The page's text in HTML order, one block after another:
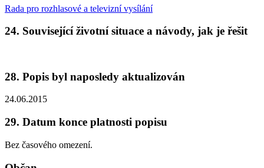
Rada pro rozhlasové a televizní vysílání
24. Související životní situace a návody, jak je řešit
28. Popis byl naposledy aktualizován
24.06.2015
29. Datum konce platnosti popisu
Bez časového omezení.